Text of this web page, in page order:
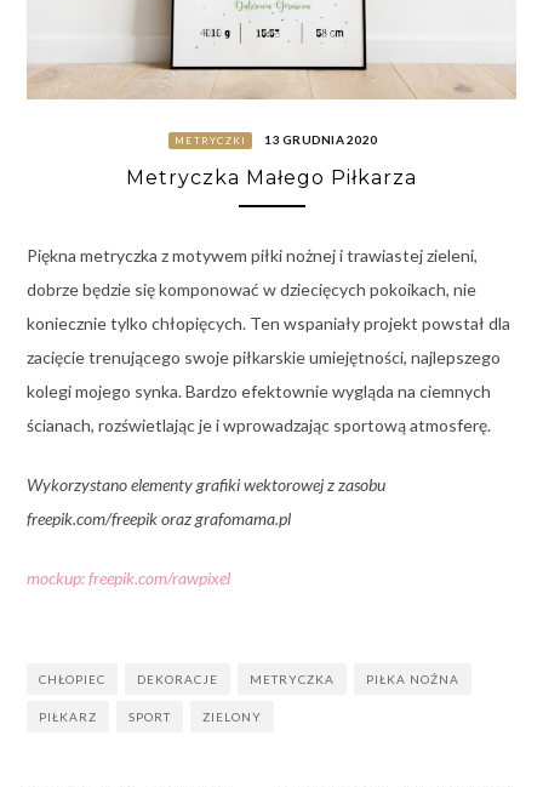
METRYCZKI 13 GRUDNIA 2020
Metryczka Małego Piłkarza
Piękna metryczka z motywem piłki nożnej i trawiastej zieleni,
dobrze będzie się komponować w dziecięcych pokoikach, nie
koniecznie tylko chłopięcych. Ten wspaniały projekt powstał dla
zacięcie trenującego swoje piłkarskie umiejętności, najlepszego
kolegi mojego synka. Bardzo efektownie wygląda na ciemnych
ścianach, rozświetlając je i wprowadzając sportową atmosferę.
Wykorzystano elementy grafiki wektorowej z zasobu
freepik.com/freepik oraz grafomama.pl
mockup: freepik.com/rawpixel
CHŁOPIEC DEKORACJE METRYCZKA PIŁKA NOŻNA
PIŁKARZ SPORT ZIELONY